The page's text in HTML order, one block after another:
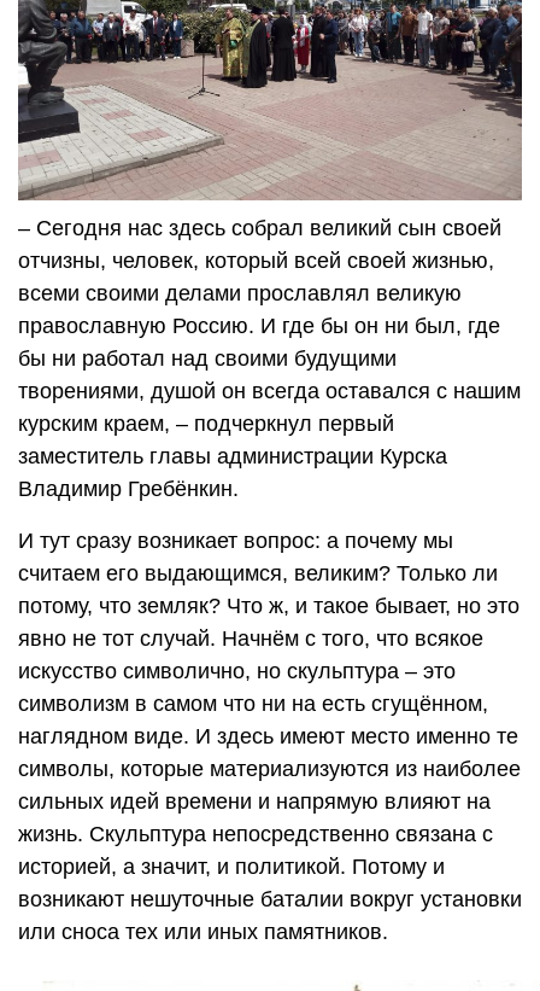
– Сегодня нас здесь собрал великий сын своей
отчизны, человек, который всей своей жизнью,
всеми своими делами прославлял великую
православную Россию. И где бы он ни был, где
бы ни работал над своими будущими
творениями, душой он всегда оставался с нашим
курским краем, – подчеркнул первый
заместитель главы администрации Курска
Владимир Гребёнкин.
И тут сразу возникает вопрос: а почему мы
считаем его выдающимся, великим? Только ли
потому, что земляк? Что ж, и такое бывает, но это
явно не тот случай. Начнём с того, что всякое
искусство символично, но скульптура – это
символизм в самом что ни на есть сгущённом,
наглядном виде. И здесь имеют место именно те
символы, которые материализуются из наиболее
сильных идей времени и напрямую влияют на
жизнь. Скульптура непосредственно связана с
историей, а значит, и политикой. Потому и
возникают нешуточные баталии вокруг установки
или сноса тех или иных памятников.